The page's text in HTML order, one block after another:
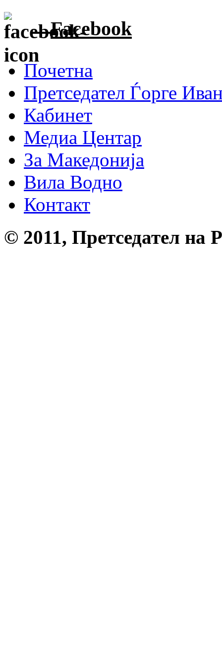
Facebook
Почетна
Претседател Ѓорге
Кабинет
Медиа Центар
За Македонија
Вила Водно
Контакт
© 2011, Претседател на